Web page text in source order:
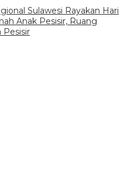
Sulawesi Rayakan Hari
Anak Pesisir, Ruang
Pesisir